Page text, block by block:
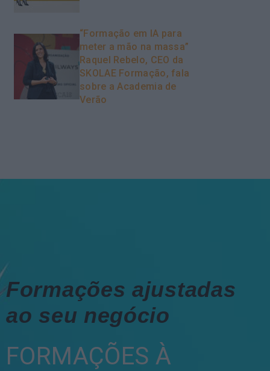
“Formação em IA para
meter a mão na massa”
Raquel Rebelo, CEO da
SKOLAE Formação, fala
sobre a Academia de
Verão
Formações ajustadas
ao seu negócio
FORMAÇÕES À